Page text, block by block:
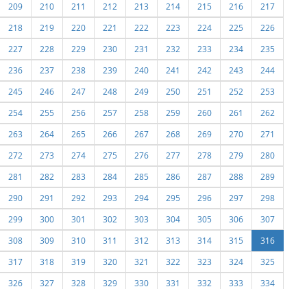
209
210 211 212 213 214 215 216
217
218
219 220 221 222 223 224 225
226
227
228 229 230 231 232 233 234
235
236
237 238 239 240 241 242 243
244
245
246 247 248 249 250 251 252
253
254
255 256 257 258 259 260 261
262
263
264 265 266 267 268 269 270
271
272
273 274 275 276 277 278 279
280
281
282 283 284 285 286 287 288
289
290
291 292 293 294 295 296 297
298
299
300 301 302 303 304 305 306
307
308
309 310 311 312 313 314 315
316
317
318 319 320 321 322 323 324
325
326
327 328 329 330 331 332 333
334